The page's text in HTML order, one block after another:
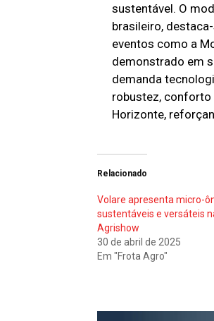
sustentável. O
brasileiro,
eventos como a
demonstrado em
demanda
robustez, conforto
Horizonte,
Relacionado
Volare apresenta micro-
sustentáveis e versáteis
Agrishow
30 de abril de 2025
Em "Frota Agro"